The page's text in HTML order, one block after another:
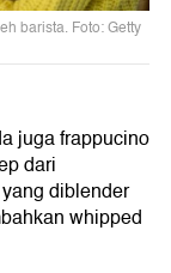
barista. Foto: Getty
juga frappucino
dari
diblender
whipped